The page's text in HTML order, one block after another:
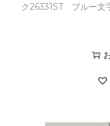
ク26331ST ブルー